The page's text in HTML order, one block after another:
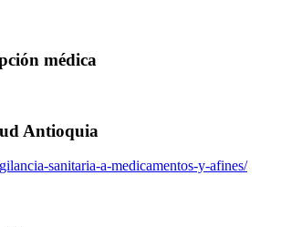
médica
Antioquia
sanitaria-a-medicamentos-y-afines/